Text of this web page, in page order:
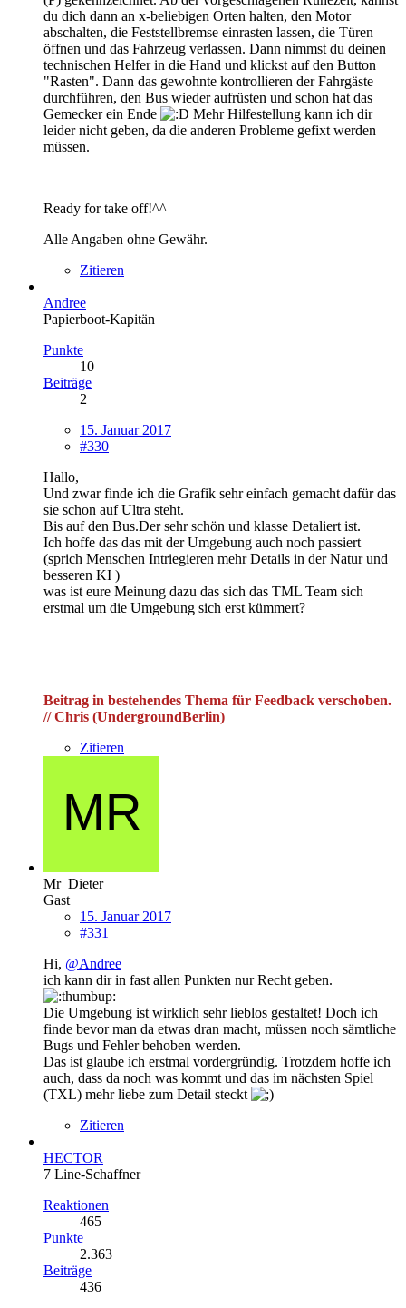
du dich dann an x-beliebigen Orten halten, den Motor
abschalten, die Feststellbremse einrasten lassen, die Türen
öffnen und das Fahrzeug verlassen. Dann nimmst du deinen
technischen Helfer in die Hand und klickst auf den Button
"Rasten". Dann das gewohnte kontrollieren der Fahrgäste
durchführen, den Bus wieder aufrüsten und schon hat das
Gemecker ein Ende
Mehr Hilfestellung kann ich dir
leider nicht geben, da die anderen Probleme gefixt werden
müssen.
Ready for take off!^^
Alle Angaben ohne Gewähr.
Zitieren
Andree
Papierboot-Kapitän
Punkte
10
Beiträge
2
15. Januar 2017
#330
Hallo,
Und zwar finde ich die Grafik sehr einfach gemacht dafür das
sie schon auf Ultra steht.
Bis auf den Bus.Der sehr schön und klasse Detaliert ist.
Ich hoffe das das mit der Umgebung auch noch passiert
(sprich Menschen Intriegieren mehr Details in der Natur und
besseren KI )
was ist eure Meinung dazu das sich das TML Team sich
erstmal um die Umgebung sich erst kümmert?
Beitrag in bestehendes Thema für Feedback verschoben.
// Chris (UndergroundBerlin)
Zitieren
Mr_Dieter
Gast
15. Januar 2017
#331
Hi, @Andree
ich kann dir in fast allen Punkten nur Recht geben.
Die Umgebung ist wirklich sehr lieblos gestaltet! Doch ich
finde bevor man da etwas dran macht, müssen noch sämtliche
Bugs und Fehler behoben werden.
Das ist glaube ich erstmal vordergründig. Trotzdem hoffe ich
auch, dass da noch was kommt und das im nächsten Spiel
(TXL) mehr liebe zum Detail steckt
Zitieren
HECTOR
7 Line-Schaffner
Reaktionen
465
Punkte
2.363
Beiträge
436